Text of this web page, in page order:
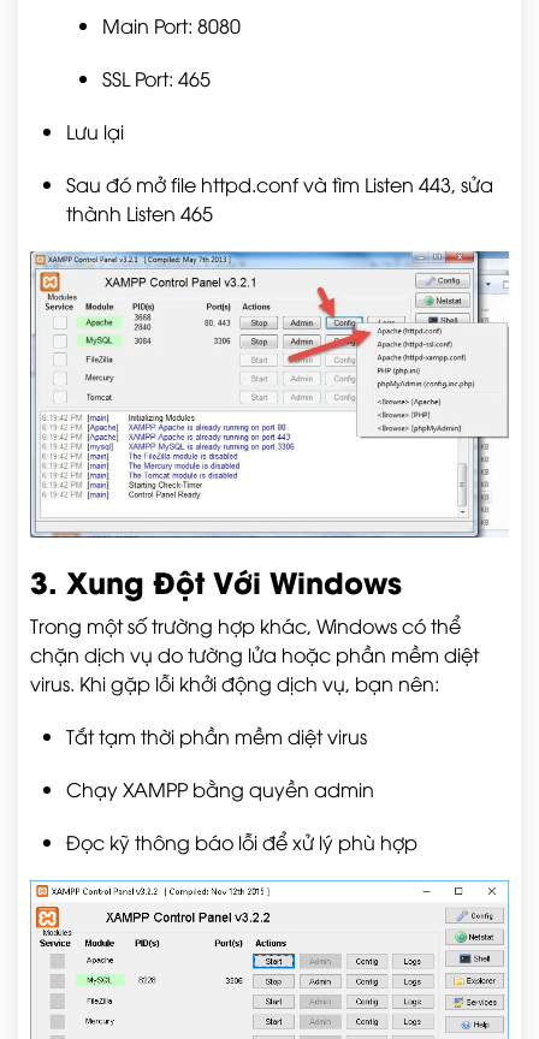
Main Port: 8080
SSL Port: 465
Lưu lại
Sau đó mở file httpd.confvà tìm Listen 443, sửa
thành Listen 465
3. Xung Đột Với Windows
Trong một số trường hợp khác, Windows có thể
chặn dịch vụ do tường lửa hoặc phần mềm diệt
virus. Khi gặp lỗi khởi động dịch vụ, bạn nên:
Tắt tạm thời phần mềm diệt virus
Chạy XAMPP bằng quyền admin
Đọc kỹ thông báo lỗi để xử lý phù hợp